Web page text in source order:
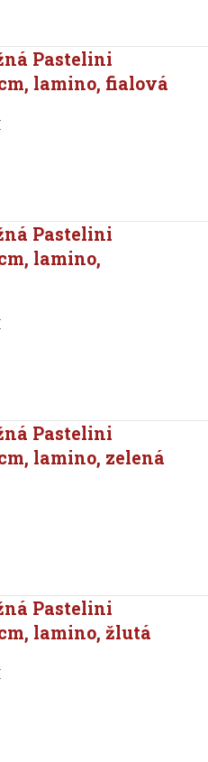
Pastelini
lamino, fialová
Pastelini
lamino,
Pastelini
lamino, zelená
Pastelini
lamino, žlutá